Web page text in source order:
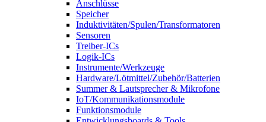
Anschlüsse
Speicher
Induktivitäten/Spulen/Transformatoren
Sensoren
Treiber-ICs
Logik-ICs
Instrumente/Werkzeuge
Hardware/Lötmittel/Zubehör/Batterien
Summer & Lautsprecher & Mikrofone
IoT/Kommunikationsmodule
Funktionsmodule